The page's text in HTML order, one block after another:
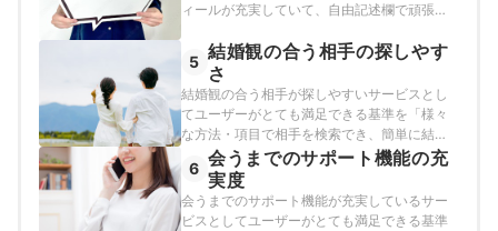
ィールが充実していて、自由記述欄で頑張ら
自分がどんな人なのかもよく伝えられる」と
し、以下の方法で各サービスの検証を行いま
した。2026年2月26日時点の情報をもとに検
証を行なっています。
5 結婚観の合う相手の探しやす
さ
結婚観の合う相手が探しやすいサービスとし
てユーザーがとても満足できる基準を「様々
な方法・項目で相手を検索でき、簡単に結婚
観が合う相手を見つけられる」とし、以下の
方法で各サービスの検証を行いました。2026
年2月26日時点の情報をもとに検証を行なって
います。
6 会うまでのサポート機能の充
実度
会うまでのサポート機能が充実しているサー
ビスとしてユーザーがとても満足できる基準